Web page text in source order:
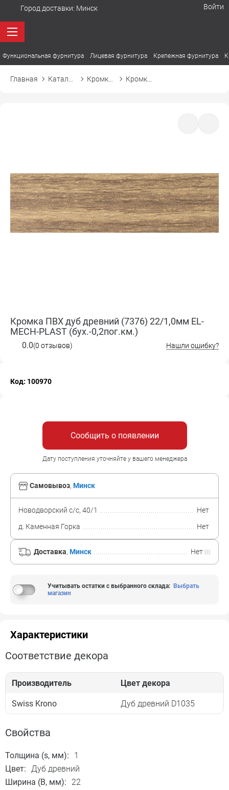
Город доставки: Минск Войти
Функциональная фурнитура Лицевая фурнитура Крепежная фурнитура
Главная
Кромка ПВХ дуб древний (7376) 22/1,0мм EL-
MECH-PLAST (бух.-0,2пог.км.)
0.0(0 отзывов) Нашли ошибку?
Код: 100970
Сообщить о появлении
Дату поступления уточняйте у вашего менеджера
Самовывоз, Минск
Новодворский с/с, 40/1
Нет
д. Каменная Горка
Нет
Доставка, Минск Нет
Учитывать остатки с выбранного склада: Выбрать
магазин
Характеристики
Соответствие декора
Производитель Цвет декора
Swiss Krono Дуб древний D1035
Свойства
Толщина (s, мм):
1
Цвет: Дуб древний
Ширина (B, мм):
22